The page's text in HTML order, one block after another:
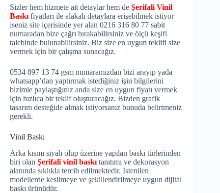
Sizler hem hizmete ait detaylar hem de Şerifali Vinil
Baskı fiyatları ile alakalı detaylara erişebilmek istiyor
iseniz site içerisinde yer alan 0216 316 80 77 sabit
numaradan bize çağrı bırakabilirsiniz ve ölçü keşifi
talebinde bulunabilirsiniz. Biz size en uygun teklifi size
vermek için bir çalışma sunacağız.
0534 897 13 74 gsm numaramızdan bizi arayıp yada
whatsapp’dan yaptırmak istediğiniz işin bilgilerini
bizimle paylaştığınız anda size en uygun fiyatı vermek
için hızlıca bir teklif oluşturacağız. Bizden grafik
tasarım desteğide almak istiyorsanız bunuda belirtmeniz
gerekli.
Vinil Baskı
Arka kısmı siyah olup üzerine yapılan baskı türlerinden
biri olan Şerifali vinil baskı tanıtımı ve dekorasyon
alanında sıklıkla tercih edilmektedir. İstenilen
modellerde kesilmeye ve şekillendirilmeye uygun dijital
baskı ürünüdür.